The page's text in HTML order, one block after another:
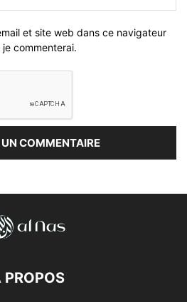
et site web dans ce navigateur
commenterai.
PROPOS